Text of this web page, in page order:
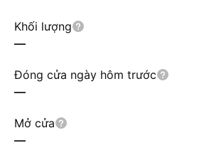
Khối lượng
—
Đóng cửa ngày hôm trước
—
Mở cửa
—